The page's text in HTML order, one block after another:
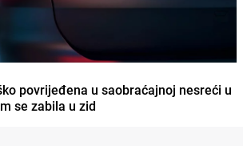
povrijeđena u saobraćajnoj nesreći u
se zabila u zid